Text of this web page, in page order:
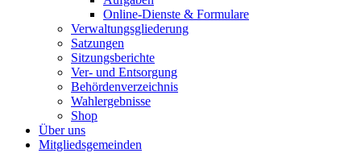
Online-Dienste & Formulare
Verwaltungsgliederung
Satzungen
Sitzungsberichte
Ver- und Entsorgung
Behördenverzeichnis
Wahlergebnisse
Shop
Über uns
Mitgliedsgemeinden